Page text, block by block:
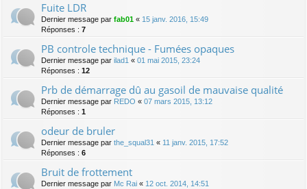
Fuite LDR
Dernier message par fab01 « 15 janv. 2016, 15:49
Réponses : 7
PB controle technique - Fumées opaques
Dernier message par ilad1 « 01 mai 2015, 23:24
Réponses : 12
Prb de démarrage dû au gasoil de mauvaise qualité
Dernier message par REDO « 07 mars 2015, 13:12
Réponses : 1
odeur de bruler
Dernier message par the_squal31 « 11 janv. 2015, 17:52
Réponses : 6
Bruit de frottement
Dernier message par Mc Rai « 12 oct. 2014, 14:51